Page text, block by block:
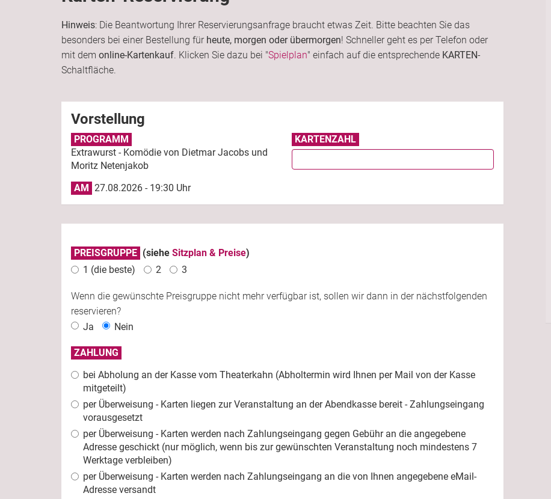
Hinweis: Die Beantwortung Ihrer Reservierungsanfrage braucht etwas Zeit. Bitte beachten Sie das
besonders bei einer Bestellung für heute, morgen oder übermorgen! Schneller geht es per Telefon oder
mit dem online-Kartenkauf. Klicken Sie dazu bei "Spielplan" einfach auf die entsprechende KARTEN-
Schaltfläche.
Vorstellung
PROGRAMM
Extrawurst - Komödie von Dietmar Jacobs und
Moritz Netenjakob
AM 27.08.2026 - 19:30 Uhr
KARTENZAHL
PREISGRUPPE (siehe Sitzplan & Preise)
1 (die beste)
2 3
Wenn die gewünschte Preisgruppe nicht mehr verfügbar ist, sollen wir dann in der nächstfolgenden
reservieren?
Ja
Nein
ZAHLUNG
bei Abholung an der Kasse vom Theaterkahn (Abholtermin wird Ihnen per Mail von der Kasse
mitgeteilt)
per Überweisung - Karten liegen zur Veranstaltung an der Abendkasse bereit - Zahlungseingang
vorausgesetzt
per Überweisung - Karten werden nach Zahlungseingang gegen Gebühr an die angegebene
Adresse geschickt (nur möglich, wenn bis zur gewünschten Veranstaltung noch mindestens 7
Werktage verbleiben)
per Überweisung - Karten werden nach Zahlungseingang an die von Ihnen angegebene eMail-
Adresse versandt